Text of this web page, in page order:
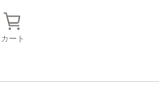
カート